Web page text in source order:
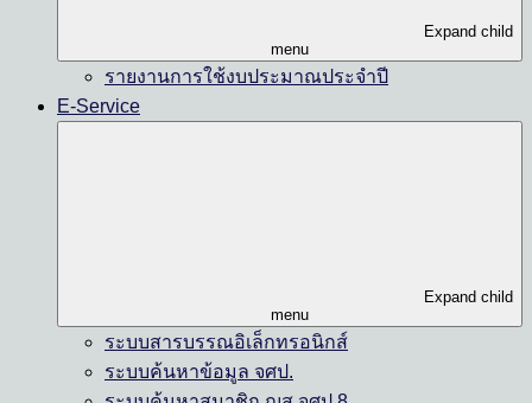
Expand child
menu
รายงานการใช้งบประมาณประจำปี
E-Service
Expand child
menu
ระบบสารบรรณอิเล็กทรอนิกส์
ระบบค้นหาข้อมูล จศป.